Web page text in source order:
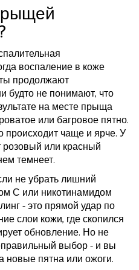
воспаление в коже
продолжают
будто не понимают, что
на месте прыща
или багровое пятно.
чаще и ярче. У
или красный
темнеет.
не убрать лишний
С или никотинамидом
- это прямой удар по
слои кожи, где скопился
обновление. Но не
выбор - и вы
новые пятна или ожоги.